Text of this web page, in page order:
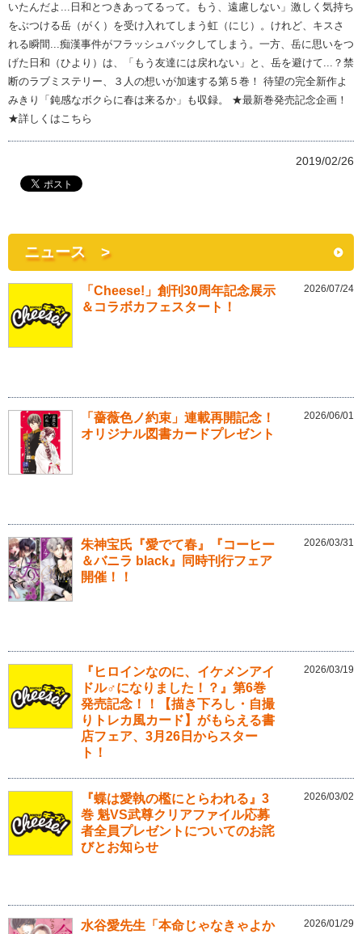
いたんだよ...日和とつきあってるって。もう、遠慮しない」激しく気持ち
をぶつける岳（がく）を受け入れてしまう虹（にじ）。けれど、キスさ
れる瞬間...痴漢事件がフラッシュバックしてしまう。一方、岳に思いをつ
げた日和（ひより）は、「もう友達には戻れない」と、岳を避けて...？禁
断のラブミステリー、３人の想いが加速する第５巻！ 待望の完全新作よ
みきり「鈍感なボクらに春は来るか」も収録。 ★最新巻発売記念企画！
★詳しくはこちら
2019/02/26
ニュース >
「Cheese!」創刊30周年記念展示
＆コラボカフェスタート！
2026/07/24
「薔薇色ノ約束」連載再開記念！
オリジナル図書カードプレゼント
2026/06/01
朱神宝氏『愛でて春』『コーヒー
＆バニラ black』同時刊行フェア
開催！！
2026/03/31
『ヒロインなのに、イケメンアイ
ドル♂になりました！？』第6巻
発売記念！！【描き下ろし・自撮
りトレカ風カード】がもらえる書
店フェア、3月26日からスター
ト！
2026/03/19
『蝶は愛執の檻にとらわれる』3
巻 魁VS武尊クリアファイル応募
者全員プレゼントについてのお詫
びとお知らせ
2026/03/02
水谷愛先生「本命じゃなきゃよか
2026/01/29